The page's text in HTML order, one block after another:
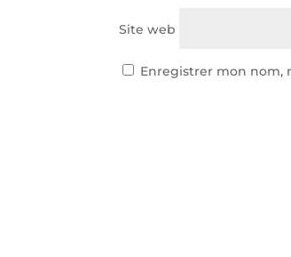
Site web
Enregistrer mon nom,